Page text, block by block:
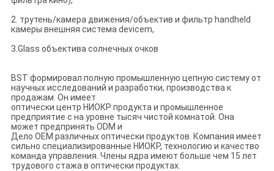
2. трутень/камера движения/объектив и фильтр handheld
камеры внешняя система devicem,
3.Glass объектива солнечных очков
BST формировал полную промышленную цепную систему от
научных исследований и разработки, производства к
продажам. Он имеет
оптически центр НИОКР продукта и промышленное
предприятие с на уровне тысяч чистой комнатой. Она
может предпринять ODM и
Дело OEM различных оптически продуктов. Компания имеет
сильно специализированные НИОКР, технологию и качество
команда управления. Члены ядра имеют больше чем 15 лет
трудового стажа в оптически продуктах.